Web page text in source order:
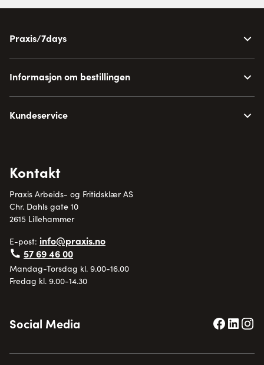
Praxis/7days
Informasjon om bestillingen
Kundeservice
Kontakt
Praxis Arbeids- og Fritidsklær AS
Chr. Dahls gate 10
2615 Lillehammer
E-post: info@praxis.no
57 69 46 00
Mandag-Torsdag kl. 9.00-16.00
Fredag kl. 9.00-14.30
Social Media